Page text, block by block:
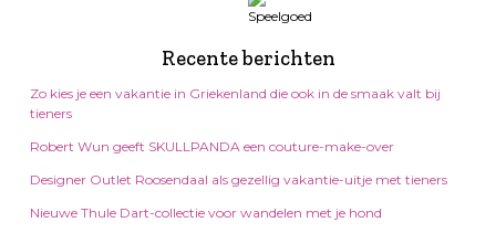
Recente berichten
Zo kies je een vakantie in Griekenland die ook in de smaak valt bij
tieners
Robert Wun geeft SKULLPANDA een couture-make-over
Designer Outlet Roosendaal als gezellig vakantie-uitje met tieners
Nieuwe Thule Dart-collectie voor wandelen met je hond